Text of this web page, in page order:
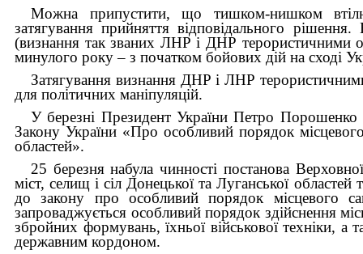
Можна припустити, що тишком-нишком
затягування прийняття відповідального
(визнання так званих ЛНР і ДНР терористичними
минулого року – з початком бойових дій на сході
Затягування визнання ДНР і ЛНР
для політичних маніпуляцій.
У березні Президент України Петро
Закону України «Про особливий порядок
областей».
25 березня набула чинності постанова
міст, селищ і сіл Донецької та Луганської
до закону про особливий порядок місцевого
запроваджується особливий порядок здійснення
збройних формувань, їхньої військової техніки, а
державним кордоном.